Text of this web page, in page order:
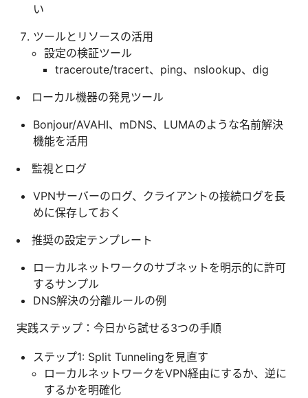
い
ツールとリソースの活用
設定の検証ツール
traceroute/tracert、ping、nslookup、dig
ローカル機器の発見ツール
Bonjour/AVAHI、mDNS、LUMAのような名前解決
機能を活用
監視とログ
VPNサーバーのログ、クライアントの接続ログを長
めに保存しておく
推奨の設定テンプレート
ローカルネットワークのサブネットを明示的に許可
するサンプル
DNS解決の分離ルールの例
実践ステップ：今日から試せる3つの手順
ステップ1: Split Tunnelingを見直す
ローカルネットワークをVPN経由にするか、逆に
するかを明確化